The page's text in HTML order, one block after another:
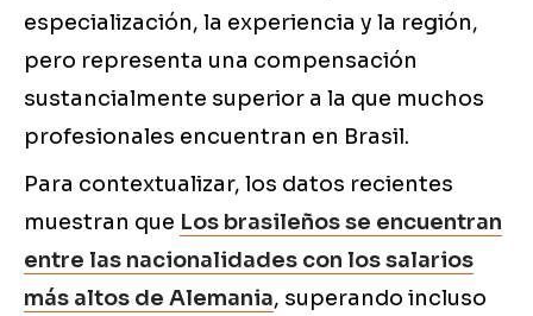
especialización, la experiencia y la región,
pero representa una compensación
sustancialmente superior a la que muchos
profesionales encuentran en Brasil.
Para contextualizar, los datos recientes
muestran que Los brasileños se encuentran
entre las nacionalidades con los salarios
más altos de Alemania, superando incluso